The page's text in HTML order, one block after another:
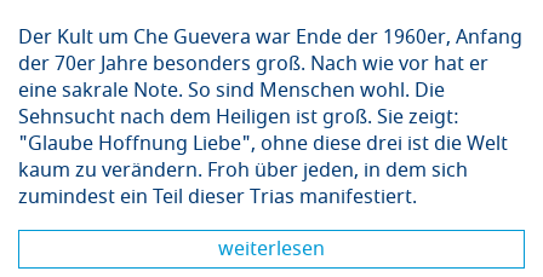
Der Kult um Che Guevera war Ende der 1960er, Anfang
der 70er Jahre besonders groß. Nach wie vor hat er
eine sakrale Note. So sind Menschen wohl. Die
Sehnsucht nach dem Heiligen ist groß. Sie zeigt:
"Glaube Hoffnung Liebe", ohne diese drei ist die Welt
kaum zu verändern. Froh über jeden, in dem sich
zumindest ein Teil dieser Trias manifestiert.
weiterlesen